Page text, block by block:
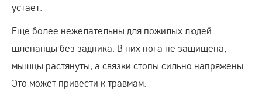
устает.
Еще более нежелательны для пожилых людей
шлепанцы без задника. В них нога не защищена,
мышцы растянуты, а связки стопы сильно напряжены.
Это может привести к травмам.